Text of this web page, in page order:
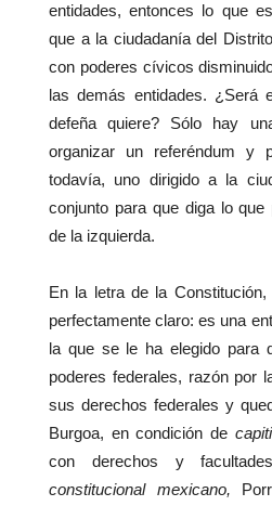
entidades, entonces lo que
que a la ciudadanía del
con poderes cívicos
las demás entidades. ¿Será
defeña quiere? Sólo hay
organizar un referéndum y
todavía, uno dirigido a la
conjunto para que diga lo
de la izquierda.
En la letra de la
perfectamente claro: es una
la que se le ha elegido para
poderes federales, razón por
sus derechos federales y
Burgoa, en condición de
con derechos y
constitucional mexicano,